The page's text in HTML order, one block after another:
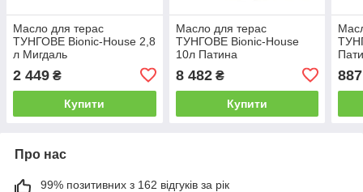
Масло для терас
ТУНГОВЕ Bionic-House 2,8
л Мигдаль
2 449 ₴
Купити
Масло для терас
ТУНГОВЕ Bionic-House
10л Патина
8 482₴
Купити
887
Про нас
99% позитивних з 162 відгуків за рік